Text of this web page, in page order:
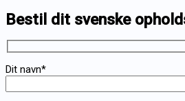
Bestil dit svenske
Dit navn*